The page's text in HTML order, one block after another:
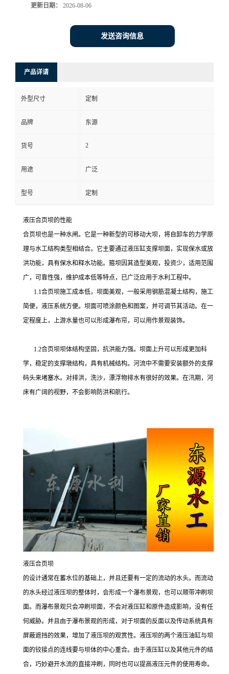
更新日期： 2026-08-06
发送咨询信息
产品详请
外型尺寸 定制
品牌 东源
货号 2
用途 广泛
型号 定制
液压合页坝的性能
合页坝也是一种水闸。它是一种新型的可移动大坝，将自卸车的力学原
理与水工结构类型相结合。它主要通过液压缸支撑坝面，实现保水或放
洪功能，具有保水和释水功能。箍坝因其造型美观，投资少，适用范围
广，可靠性强，维护成本低等特点，已广泛应用于水利工程中。
1.1合页坝施工成本低，坝面美观，一般采用钢筋混凝土结构，施工
简便，液压系统方便。坝面可喷涂颜色和图案，并可调节其活动。在一
定程度上，上游水量也可以形成瀑布帘，可以用作景观装饰。
1.2合页坝坝体结构坚固，抗洪能力强。坝面上升可以形成更加科
学，稳定的支撑墩结构，具有机械结构。河流中不需要安装额外的支撑
码头来堵塞水。对排洪，洗沙，漂浮物排水有很好的效果。在汛期，河
床有广阔的视野，不会影响防洪和航行。
液压合页坝
的设计通常在蓄水位的基础上，并且还要有一定的流动的水头。而流动
的水头经过液压坝的整体时，会形成一个瀑布景观，也可以顺带冲刷坝
面。而瀑布景观只会冲刷坝面，不会对液压缸和原件造成影响，没有任
何威胁。并且由于瀑布景观的形成，对于坝面的反面以及传动系统具有
屏蔽遮挡的效果，增加了液压坝的观赏性。液压坝的两个液压油缸与坝
面的铰接点的连线要与坝体的中心重合。由于液压缸以及其他元件的结
合，巧妙避开水流的直接冲刷，同时也可以提高液压元件的使用寿命。